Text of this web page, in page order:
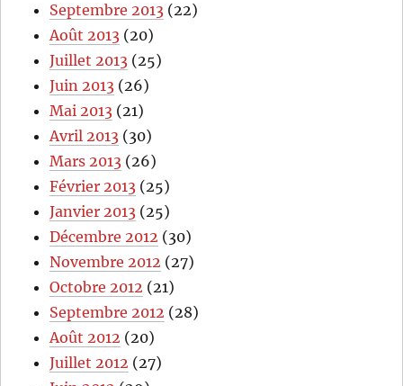
Septembre 2013 (22)
Août 2013 (20)
Juillet 2013 (25)
Juin 2013 (26)
Mai 2013 (21)
Avril 2013 (30)
Mars 2013 (26)
Février 2013 (25)
Janvier 2013 (25)
Décembre 2012 (30)
Novembre 2012 (27)
Octobre 2012 (21)
Septembre 2012 (28)
Août 2012 (20)
Juillet 2012 (27)